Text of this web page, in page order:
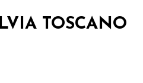
TOSCANO